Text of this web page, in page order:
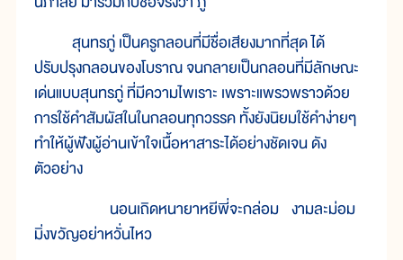
สุนทรภู่ เป็นครูกลอนที่มีชื่อเสียงมากที่สุด ได้
ปรับปรุงกลอนของโบราณ จนกลายเป็นกลอนที่มีลักษณะ
เด่นแบบสุนทรภู่ ที่มีความไพเราะ เพราะแพรวพราวด้วย
การใช้คำสัมผัสในในกลอนทุกวรรค ทั้งยังนิยมใช้คำง่ายๆ
ทำให้ผู้ฟังผู้อ่านเข้าใจเนื้อหาสาระได้อย่างชัดเจน ดัง
ตัวอย่าง
นอนเถิดหนายาหยีพี่จะกล่อม งามละม่อม
มิ่งขวัญอย่าหวั่นไหว